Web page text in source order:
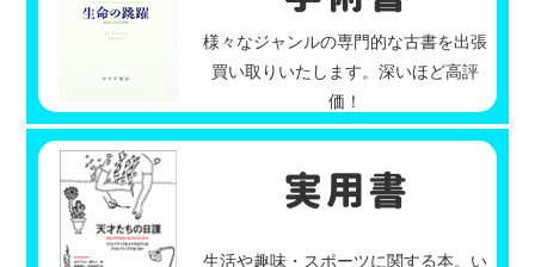
様々なジャンルの専門的な古書を出張
買い取りいたします。深いほど高評
価！
生活や趣味・スポーツに関する本。い